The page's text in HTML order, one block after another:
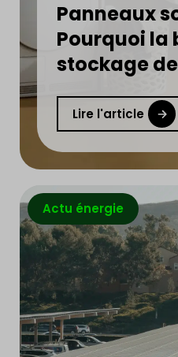
Panneaux
Pourquoi la
stockage
Lire l'article
Actu énergie